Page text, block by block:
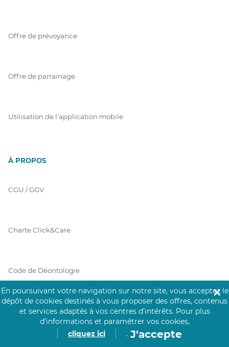
Offre de prévoyance
Offre de parrainage
Utilisation de l'application mobile
À PROPOS
CGU / GGV
Charte Click&Care
Code de Déontologie
Mentions Légales
En poursuivant votre navigation sur notre site, vous acceptez le
dépôt de cookies destinés à vous proposer des offres, contenus
et services adaptés à vos centres d’intérêts. Pour plus
d’informations et paramétrer vos cookies,
cliquez ici
. J'accepte
✕